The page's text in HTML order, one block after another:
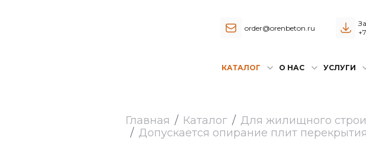
order@orenbeton.ru
КАТАЛОГ О НАС УСЛУГИ
Главная Каталог Для жилищного
Допускается опирание плит перекрытия